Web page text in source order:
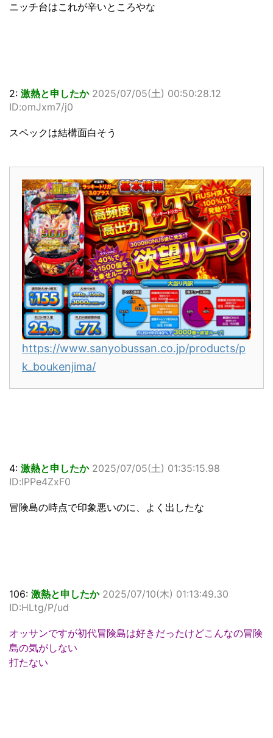
ニッチ台はこれが辛いところやな
2: 激熱と申したか 2025/07/05(土) 00:50:28.12
ID:omJxm7/j0
スペックは結構面白そう
https://www.sanyobussan.co.jp/products/p
k_boukenjima/
4: 激熱と申したか 2025/07/05(土) 01:35:15.98
ID:lPPe4ZxF0
冒険島の時点で印象悪いのに、よく出したな
106: 激熱と申したか 2025/07/10(木) 01:13:49.30
ID:HLtg/P/ud
オッサンですが初代冒険島は好きだったけどこんなの冒険
島の気がしない
打たない